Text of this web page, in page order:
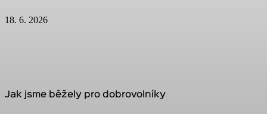
18. 6. 2026
Jak jsme běžely pro dobrovolníky